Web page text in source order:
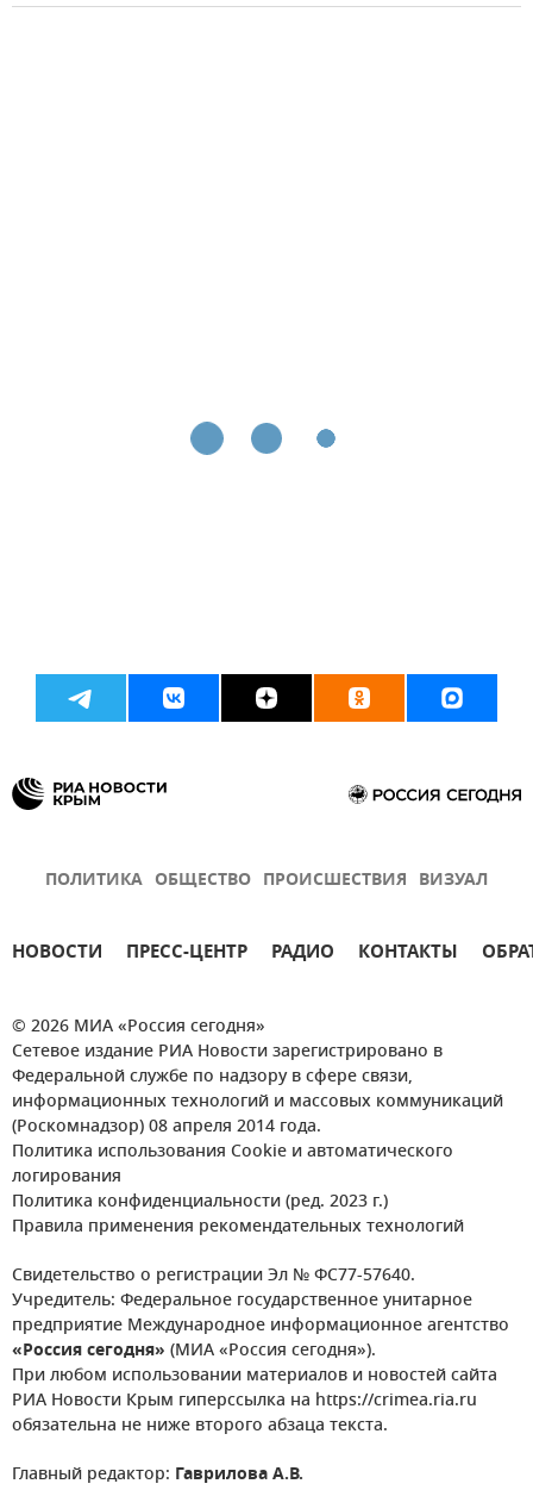
ПОЛИТИКА ОБЩЕСТВО ПРОИСШЕСТВИЯ ВИЗУАЛ
НОВОСТИ ПРЕСС-ЦЕНТР РАДИО КОНТАКТЫ
© 2026 МИА «Россия сегодня»
Сетевое издание РИА Новости зарегистрировано в
Федеральной службе по надзору в сфере связи,
информационных технологий и массовых коммуникаций
(Роскомнадзор) 08 апреля 2014 года.
Политика использования Cookie и автоматического
логирования
Политика конфиденциальности (ред. 2023 г.)
Правила применения рекомендательных технологий
Свидетельство о регистрации Эл № ФС77-57640.
Учредитель: Федеральное государственное унитарное
предприятие Международное информационное агентство
«Россия сегодня» (МИА «Россия сегодня»).
При любом использовании материалов и новостей сайта
РИА Новости Крым гиперссылка на https://crimea.ria.ru
обязательна не ниже второго абзаца текста.
Главный редактор: Гаврилова А.В.